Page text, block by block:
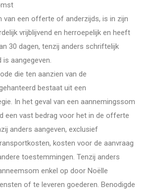
van een offerte of anderzijds, is in zijn
vrijblijvend en herroepelijk en heeft
30 dagen, tenzij anders schriftelijk
is aangegeven.
die ten aanzien van de
bestaat uit een
In het geval van een aannemingssom
een vast bedrag voor het in de offerte
anders aangeven, exclusief
kosten voor de aanvraag
toestemmingen. Tenzij anders
enkel op door Noëlle
of te leveren goederen. Benodigde